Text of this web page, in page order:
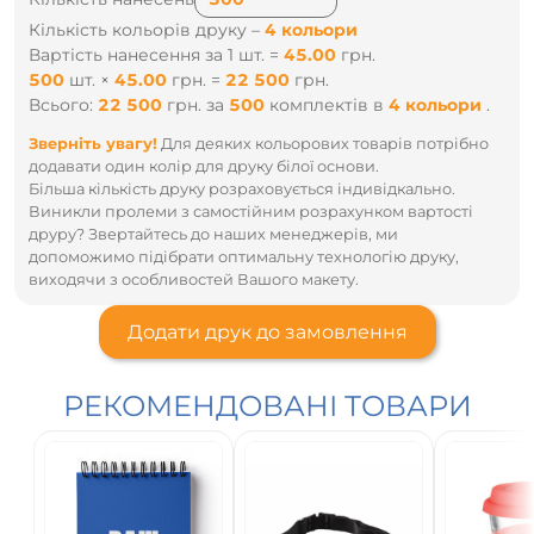
Кількість кольорів друку – 4 кольори
Вартість нанесення за 1 шт. = 45.00 грн.
500 шт. × 45.00 грн. = 22 500 грн.
Всього: 22 500 грн. за 500 комплектів в 4 кольори .
Зверніть увагу! Для деяких кольорових товарів потрібно
додавати один колір для друку білої основи.
Більша кількість друку розраховується індивідкально.
Виникли пролеми з самостійним розрахунком вартості
друру? Звертайтесь до наших менеджерів, ми
допоможимо підібрати оптимальну технологію друку,
виходячи з особливостей Вашого макету.
Додати друк до замовлення
РЕКОМЕНДОВАНІ ТОВАРИ